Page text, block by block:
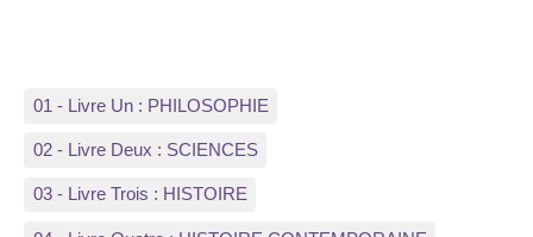
01 - Livre Un : PHILOSOPHIE
02 - Livre Deux : SCIENCES
03 - Livre Trois : HISTOIRE